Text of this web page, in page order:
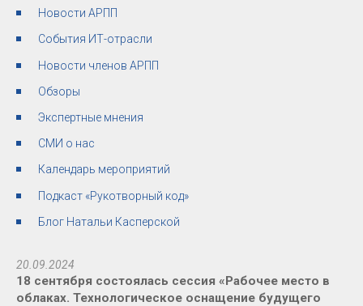
Новости АРПП
События ИТ-отрасли
Новости членов АРПП
Обзоры
Экспертные мнения
СМИ о нас
Календарь мероприятий
Подкаст «Рукотворный код»
Блог Натальи Касперской
20.09.2024
18 сентября состоялась сессия «Рабочее место в
облаках. Технологическое оснащение будущего